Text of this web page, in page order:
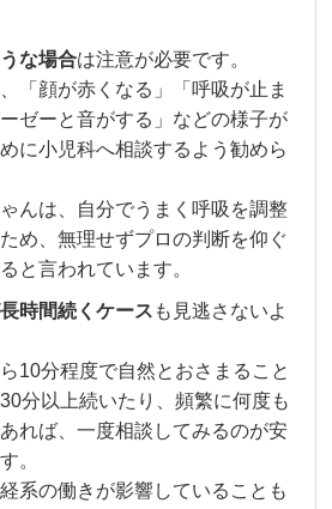
な場合は注意が必要です。
「顔が赤くなる」「呼吸が止ま
ゼーと音がする」などの様子が
に小児科へ相談するよう勧めら
んは、自分でうまく呼吸を調整
め、無理せずプロの判断を仰ぐ
と言われています。
時間続くケース も見逃さないよ
10分程度で自然とおさまること
分以上続いたり、頻繁に何度も
れば、一度相談してみるのが安
。
系の働きが影響していることも